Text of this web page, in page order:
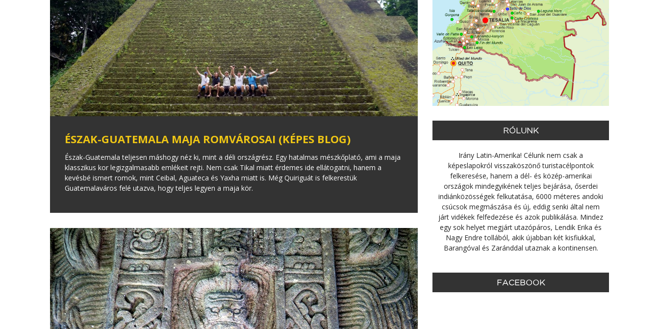
ÉSZAK-GUATEMALA MAJA ROMVÁROSAI (KÉPES BLOG)
Észak-Guatemala teljesen máshogy néz ki, mint a déli országrész. Egy hatalmas mészkőplató, ami a maja
klasszikus kor legizgalmasabb emlékeit rejti. Nem csak Tikal miatt érdemes ide ellátogatni, hanem a
kevésbé ismert romok, mint Ceibal, Aguateca és Yaxha miatt is. Még Quiriguát is felkerestük
Guatemalaváros felé utazva, hogy teljes legyen a maja kör.
RÓLUNK
Irány Latin-Amerika! Célunk nem csak a
képeslapokról visszaköszönő turistacélpontok
felkeresése, hanem a dél- és közép-amerikai
országok mindegyikének teljes bejárása, őserdei
indiánközösségek felkutatása, 6000 méteres andoki
csúcsok megmászása és új, eddig senki által nem
járt vidékek felfedezése és azok publikálása. Mindez
egy sok helyet megjárt utazópáros, Lendik Erika és
Nagy Endre tollából, akik újabban két kisfiukkal,
Barangóval és Zaránddal utaznak a kontinensen.
FACEBOOK